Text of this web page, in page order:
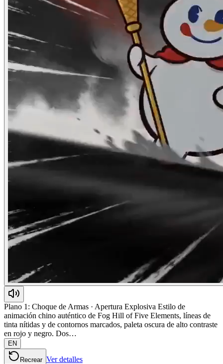
Plano 1: Choque de Armas · Apertura Explosiva Estilo de
animación chino auténtico de Fog Hill of Five Elements, líneas de
tinta nítidas y de contornos marcados, paleta oscura de alto contraste
en rojo y negro. Dos…
EN
Recrear Ver detalles